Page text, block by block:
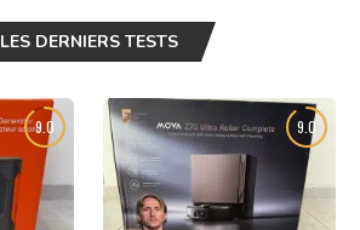
LES DERNIERS TESTS
9.0 9.0